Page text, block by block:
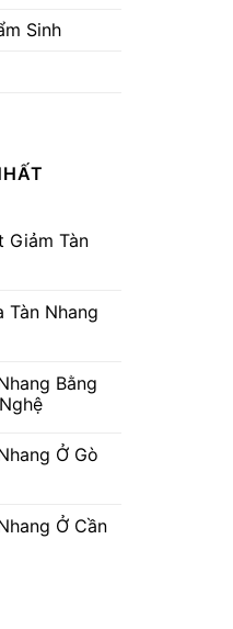
Sinh
Giảm Tàn
Tàn Nhang
Bằng
Ở Gò
Ở Cần